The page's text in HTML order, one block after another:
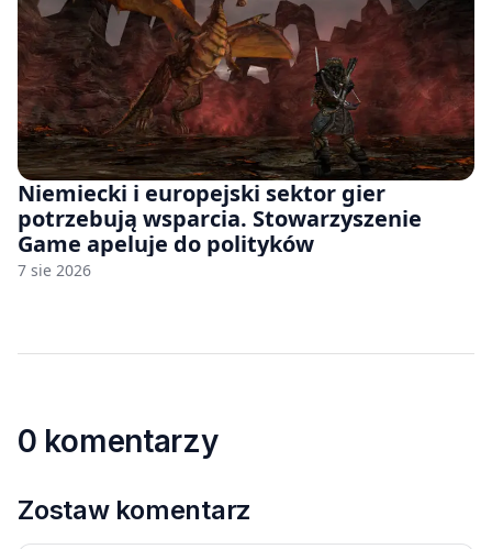
Niemiecki i europejski sektor gier
potrzebują wsparcia. Stowarzyszenie
Game apeluje do polityków
7 sie 2026
0 komentarzy
Zostaw komentarz